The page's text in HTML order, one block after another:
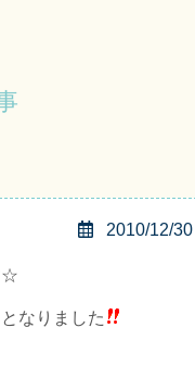
2010/12/30
☆
なりました